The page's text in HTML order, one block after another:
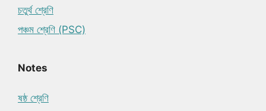
চতুর্থ শ্রেণি
পঞ্চম শ্রেণি (PSC)
Notes
ষষ্ঠ শ্রেণি